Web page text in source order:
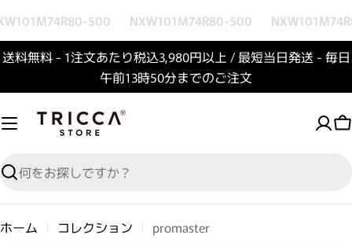
500 NXW101M74R80-500
送料無料 - 1注文あたり税込3,980円以上 / 最短当日発送 - 毎日
午前13時50分までのご注文
検索
ホーム コレクション promaster